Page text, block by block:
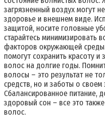
загрязненный воздух могут
здоровье и внешнем виде.
защитой, носите головные
старайтесь минимизировать
факторов окружающей
помогут сохранить красоту
волос на долгие годы.
волосы – это результат не
средств, но и заботы о
Сбалансированное питание,
здоровый сон – все это
волос.